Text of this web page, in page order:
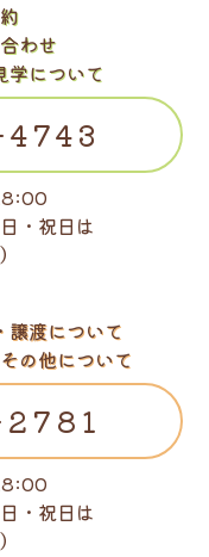
わせ
学について
・祝日は
譲渡について
の他について
・祝日は